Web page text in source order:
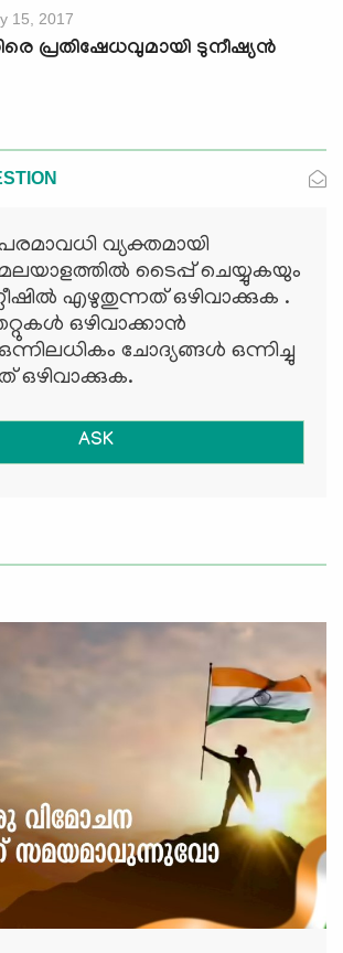
15, 2017
പ്രതിഷേധവുമായി ടുനീഷ്യന്‍
വ്യക്തമായി
ടൈപ്പ് ചെയ്യുകയും
എഴുതുന്നത് ഒഴിവാക്കുക .
ഒഴിവാക്കാന്‍
ചോദ്യങ്ങള്‍ ഒന്നിച്ചു
ഒഴിവാക്കുക.
ASK